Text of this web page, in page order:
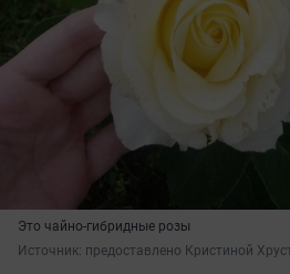
Это чайно-гибридные розы
Источник: предоставлено Кристиной